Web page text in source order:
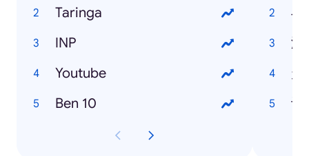
Taringa
INP
Youtube
Ben 10
斗
潜
走
许